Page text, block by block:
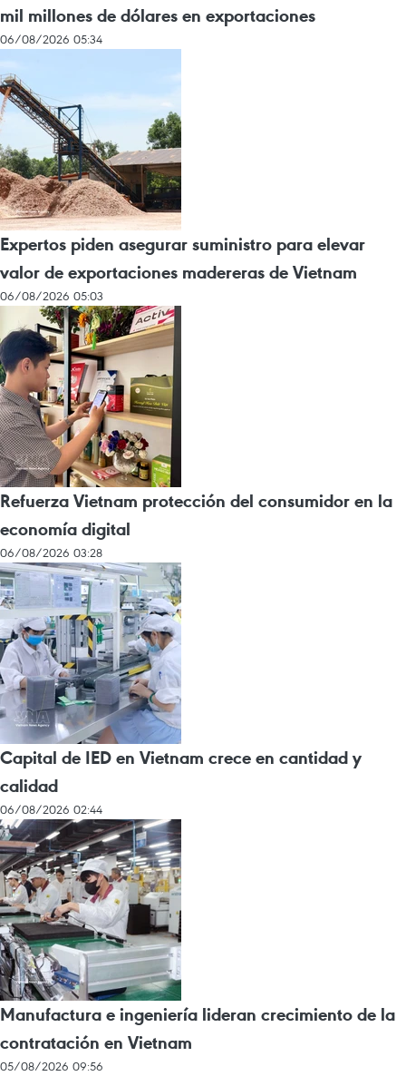
mil millones de dólares en exportaciones
06/08/2026 05:34
Expertos piden asegurar suministro para elevar
valor de exportaciones madereras de Vietnam
06/08/2026 05:03
Refuerza Vietnam protección del consumidor en la
economía digital
06/08/2026 03:28
Capital de IED en Vietnam crece en cantidad y
calidad
06/08/2026 02:44
Manufactura e ingeniería lideran crecimiento de la
contratación en Vietnam
05/08/2026 09:56